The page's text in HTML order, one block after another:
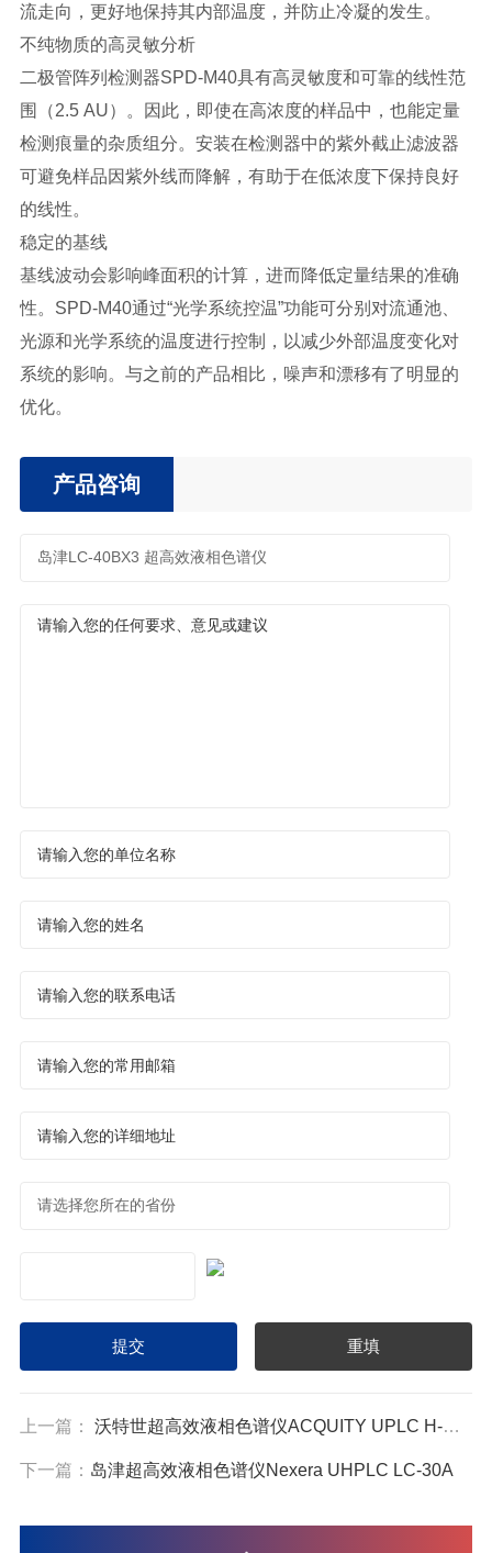
流走向，更好地保持其内部温度，并防止冷凝的发生。
不纯物质的高灵敏分析
二极管阵列检测器SPD-M40具有高灵敏度和可靠的线性范
围（2.5 AU）。因此，即使在高浓度的样品中，也能定量
检测痕量的杂质组分。安装在检测器中的紫外截止滤波器
可避免样品因紫外线而降解，有助于在低浓度下保持良好
的线性。
稳定的基线
基线波动会影响峰面积的计算，进而降低定量结果的准确
性。SPD-M40通过“光学系统控温”功能可分别对流通池、
光源和光学系统的温度进行控制，以减少外部温度变化对
系统的影响。与之前的产品相比，噪声和漂移有了明显的
优化。
产品咨询
上一篇： 沃特世超高效液相色谱仪ACQUITY UPLC H-Class PLUS
下一篇： 岛津超高效液相色谱仪Nexera UHPLC LC-30A